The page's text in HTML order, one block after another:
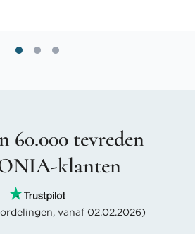
60.000 tevreden
klanten
vanaf 02.02.2026)